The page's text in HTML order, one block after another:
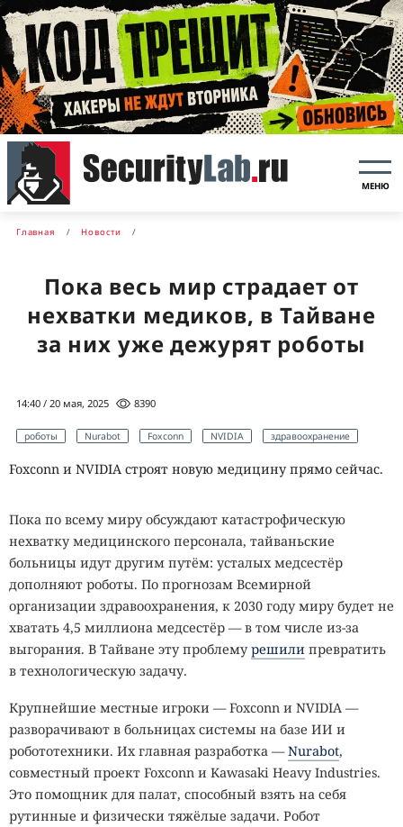
МЕНЮ
Главная Новости
Пока весь мир страдает от
нехватки медиков, в Тайване
за них уже дежурят роботы
14:40 / 20 мая, 2025 8390
роботы Nurabot Foxconn NVIDIA здравоохранение
Foxconn и NVIDIA строят новую медицину прямо сейчас.
Пока по всему миру обсуждают катастрофическую
нехватку медицинского персонала, тайваньские
больницы идут другим путём: усталых медсестёр
дополняют роботы. По прогнозам Всемирной
организации здравоохранения, к 2030 году миру будет не
хватать 4,5 миллиона медсестёр — в том числе из-за
выгорания. В Тайване эту проблемурешили превратить
в технологическую задачу.
Крупнейшие местные игроки — Foxconn и NVIDIA —
разворачивают в больницах системы на базе ИИ и
робототехники. Их главная разработка —Nurabot,
совместный проект Foxconn и Kawasaki Heavy Industries.
Это помощник для палат, способный взять на себя
рутинные и физически тяжёлые задачи. Робот